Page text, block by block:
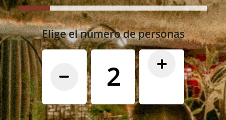
Elige el número de personas
2